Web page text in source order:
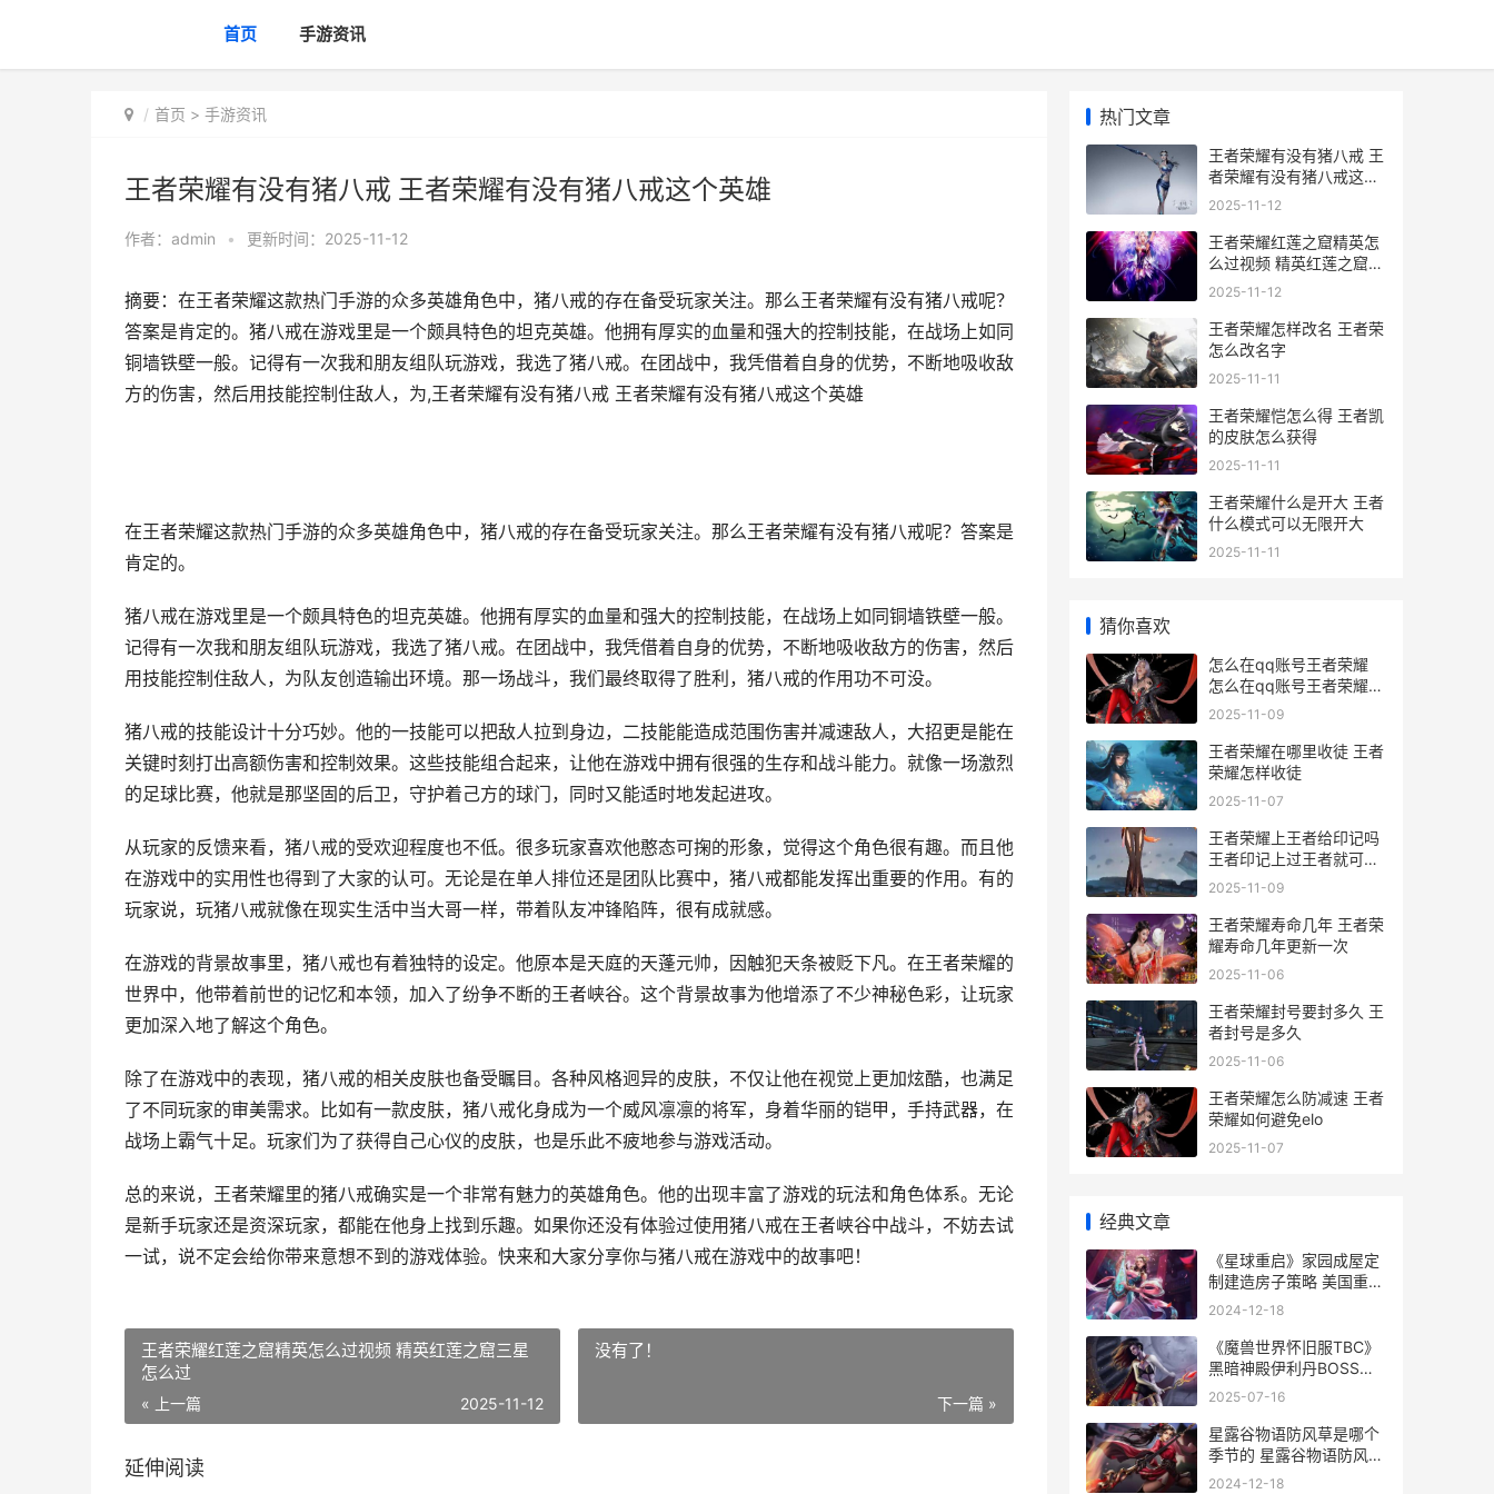
首页 手游资讯
首页 > 手游资讯
王者荣耀有没有猪八戒 王者荣耀有没有猪八戒这个英雄
作者： admin • 更新时间：2025-11-12
摘要：在王者荣耀这款热门手游的众多英雄角色中，猪八戒的存在备受玩家关注。那么王者荣耀有没有猪八戒呢？
答案是肯定的。猪八戒在游戏里是一个颇具特色的坦克英雄。他拥有厚实的血量和强大的控制技能，在战场上如同
铜墙铁壁一般。记得有一次我和朋友组队玩游戏，我选了猪八戒。在团战中，我凭借着自身的优势，不断地吸收敌
方的伤害，然后用技能控制住敌人，为,王者荣耀有没有猪八戒 王者荣耀有没有猪八戒这个英雄
在王者荣耀这款热门手游的众多英雄角色中，猪八戒的存在备受玩家关注。那么王者荣耀有没有猪八戒呢？答案是
肯定的。
猪八戒在游戏里是一个颇具特色的坦克英雄。他拥有厚实的血量和强大的控制技能，在战场上如同铜墙铁壁一般。
记得有一次我和朋友组队玩游戏，我选了猪八戒。在团战中，我凭借着自身的优势，不断地吸收敌方的伤害，然后
用技能控制住敌人，为队友创造输出环境。那一场战斗，我们最终取得了胜利，猪八戒的作用功不可没。
猪八戒的技能设计十分巧妙。他的一技能可以把敌人拉到身边，二技能能造成范围伤害并减速敌人，大招更是能在
关键时刻打出高额伤害和控制效果。这些技能组合起来，让他在游戏中拥有很强的生存和战斗能力。就像一场激烈
的足球比赛，他就是那坚固的后卫，守护着己方的球门，同时又能适时地发起进攻。
从玩家的反馈来看，猪八戒的受欢迎程度也不低。很多玩家喜欢他憨态可掬的形象，觉得这个角色很有趣。而且他
在游戏中的实用性也得到了大家的认可。无论是在单人排位还是团队比赛中，猪八戒都能发挥出重要的作用。有的
玩家说，玩猪八戒就像在现实生活中当大哥一样，带着队友冲锋陷阵，很有成就感。
在游戏的背景故事里，猪八戒也有着独特的设定。他原本是天庭的天蓬元帅，因触犯天条被贬下凡。在王者荣耀的
世界中，他带着前世的记忆和本领，加入了纷争不断的王者峡谷。这个背景故事为他增添了不少神秘色彩，让玩家
更加深入地了解这个角色。
除了在游戏中的表现，猪八戒的相关皮肤也备受瞩目。各种风格迥异的皮肤，不仅让他在视觉上更加炫酷，也满足
了不同玩家的审美需求。比如有一款皮肤，猪八戒化身成为一个威风凛凛的将军，身着华丽的铠甲，手持武器，在
战场上霸气十足。玩家们为了获得自己心仪的皮肤，也是乐此不疲地参与游戏活动。
总的来说，王者荣耀里的猪八戒确实是一个非常有魅力的英雄角色。他的出现丰富了游戏的玩法和角色体系。无论
是新手玩家还是资深玩家，都能在他身上找到乐趣。如果你还没有体验过使用猪八戒在王者峡谷中战斗，不妨去试
一试，说不定会给你带来意想不到的游戏体验。快来和大家分享你与猪八戒在游戏中的故事吧！
王者荣耀红莲之窟精英怎么过视频 精英红莲之窟三星
怎么过
« 上一篇 2025-11-12
没有了！
下一篇 »
延伸阅读
热门文章
王者荣耀有没有猪八戒 王
者荣耀有没有猪八戒这个
英雄
2025-11-12
王者荣耀红莲之窟精英怎
么过视频 精英红莲之窟三
星怎么过
2025-11-12
王者荣耀怎样改名 王者荣
怎么改名字
2025-11-11
王者荣耀恺怎么得 王者凯
的皮肤怎么获得
2025-11-11
王者荣耀什么是开大 王者
什么模式可以无限开大
2025-11-11
猜你喜欢
怎么在qq账号王者荣耀
怎么在qq账号王者荣耀充
值
2025-11-09
王者荣耀在哪里收徒 王者
荣耀怎样收徒
2025-11-07
王者荣耀上王者给印记吗
王者印记上过王者就可以
领吗
2025-11-09
王者荣耀寿命几年 王者荣
耀寿命几年更新一次
2025-11-06
王者荣耀封号要封多久 王
者封号是多久
2025-11-06
王者荣耀怎么防减速 王者
荣耀如何避免elo
2025-11-07
经典文章
《星球重启》家园成屋定
制建造房子策略 美国重启
星球大战计划
2024-12-18
《魔兽世界怀旧服TBC》
黑暗神殿伊利丹BOSS打
法策略同享 魔兽世界怀旧
2025-07-16
星露谷物语防风草是哪个
季节的 星露谷物语防风草
怎么收割
2024-12-18